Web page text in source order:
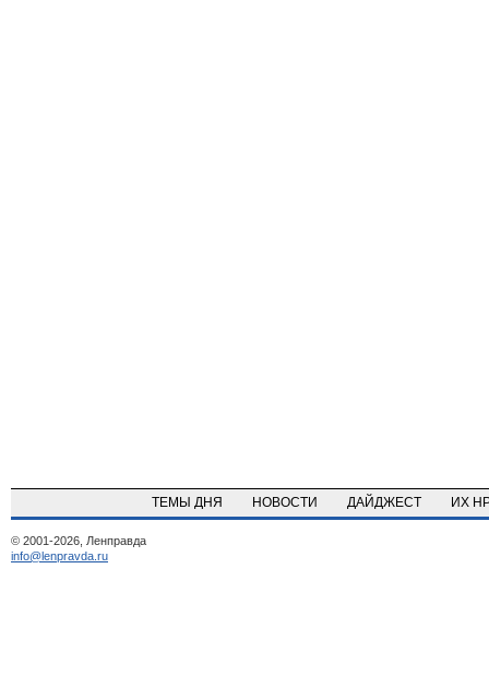
ТЕМЫ ДНЯ НОВОСТИ ДАЙДЖЕСТ ИХ
© 2001-2026, Ленправда
info@lenpravda.ru